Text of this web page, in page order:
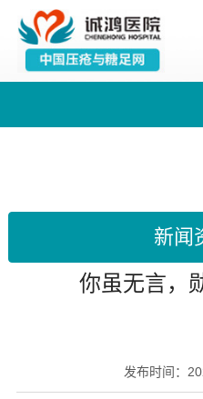
新闻
你虽无言，
发布时间：